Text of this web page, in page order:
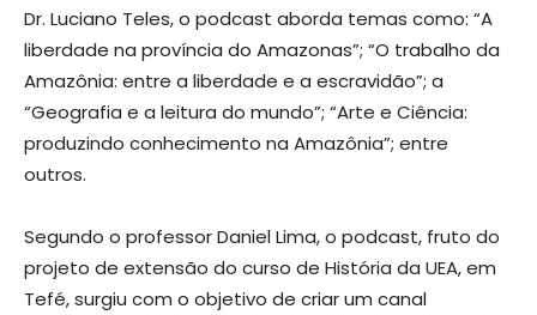
Dr. Luciano Teles, o podcast aborda temas como: “A
liberdade na província do Amazonas”; “O trabalho da
Amazônia: entre a liberdade e a escravidão”; a
“Geografia e a leitura do mundo”; “Arte e Ciência:
produzindo conhecimento na Amazônia”; entre
outros.
Segundo o professor Daniel Lima, o podcast, fruto do
projeto de extensão do curso de História da UEA, em
Tefé, surgiu com o objetivo de criar um canal